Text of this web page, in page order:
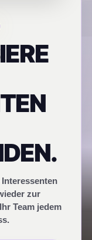
zur
Team jedem